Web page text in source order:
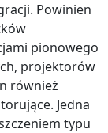
Powinien
pionowego
projektorów
również
Jedna
typu